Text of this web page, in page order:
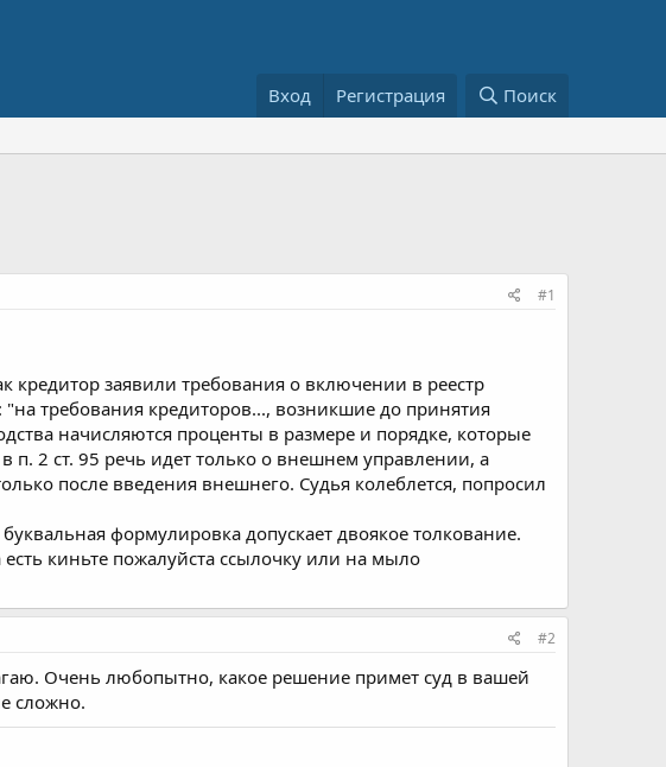
Вход Регистрация Поиск
#1
заявили требования о включении в реестр
"на требования кредиторов..., возникшие до принятия
начисляются проценты в размере и порядке, которые
п. 2 ст. 95 речь идет только о внешнем управлении, а
после введения внешнего. Судья колеблется, попросил
формулировка допускает двоякое толкование.
киньте пожалуйста ссылочку или на мыло
#2
Очень любопытно, какое решение примет суд в вашей
сложно.